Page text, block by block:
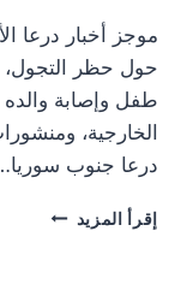
حول حظر
طفل وإصابة والده
الخارجية،
درعا جنوب
إقرأ المزيد موجز